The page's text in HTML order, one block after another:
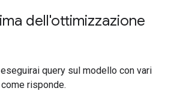
dell'ottimizzazione
query sul modello con vari
risponde.